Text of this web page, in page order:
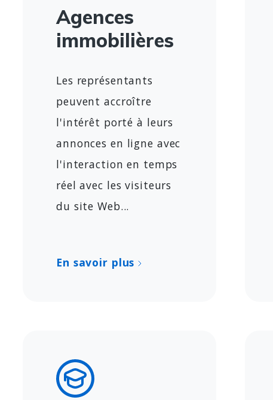
Agences
immobilières
Les représentants
peuvent accroître
l'intérêt porté à leurs
annonces en ligne avec
l'interaction en temps
réel avec les visiteurs
du site Web...
En savoir plus